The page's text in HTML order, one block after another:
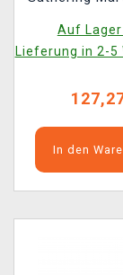
Booster
Auf
Lieferung in 2-5
In den